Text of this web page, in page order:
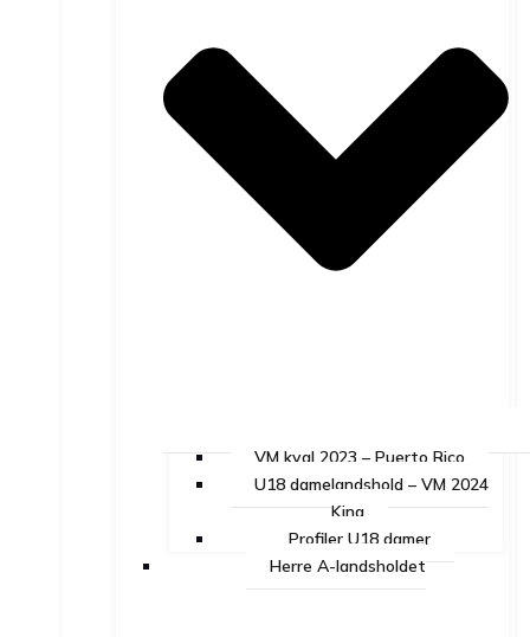
VM kval 2023 – Puerto Rico
U18 damelandshold – VM 2024
Kina
Profiler U18 damer
Herre A-landsholdet